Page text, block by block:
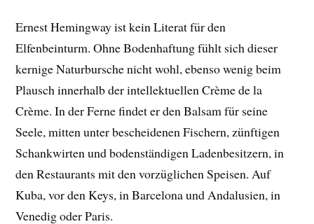
Ernest Hemingway ist kein Literat für den
Elfenbeinturm. Ohne Bodenhaftung fühlt sich dieser
kernige Naturbursche nicht wohl, ebenso wenig beim
Plausch innerhalb der intellektuellen Crème de la
Crème. In der Ferne findet er den Balsam für seine
Seele, mitten unter bescheidenen Fischern, zünftigen
Schankwirten und bodenständigen Ladenbesitzern, in
den Restaurants mit den vorzüglichen Speisen. Auf
Kuba, vor den Keys, in Barcelona und Andalusien, in
Venedig oder Paris.